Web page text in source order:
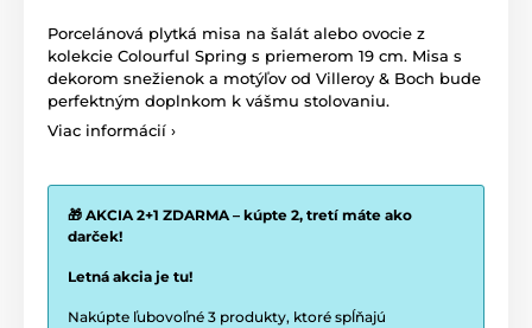
Porcelánová plytká misa na šalát alebo ovocie z
kolekcie Colourful Spring s priemerom 19 cm. Misa s
dekorom snežienok a motýľov od Villeroy & Boch bude
perfektným doplnkom k vášmu stolovaniu.
Viac informácií ›
🎁 AKCIA 2+1 ZDARMA – kúpte 2, tretí máte ako
darček!
Letná akcia je tu!
Nakúpte ľubovoľné 3 produkty, ktoré spĺňajú